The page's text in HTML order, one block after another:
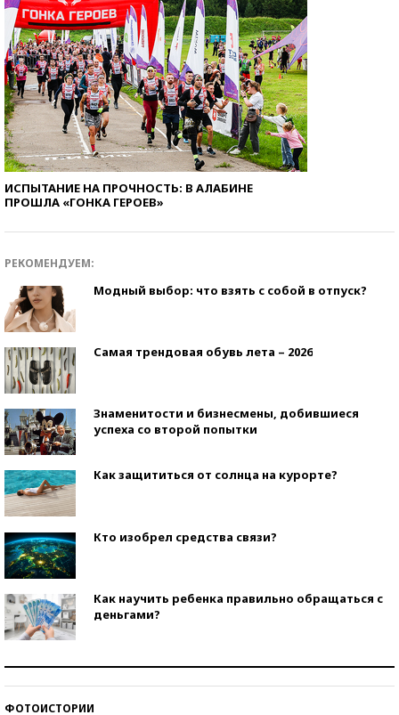
ИСПЫТАНИЕ НА ПРОЧНОСТЬ: В АЛАБИНЕ
ПРОШЛА «ГОНКА ГЕРОЕВ»
РЕКОМЕНДУЕМ:
Модный выбор: что взять с собой в отпуск?
Самая трендовая обувь лета – 2026
Знаменитости и бизнесмены, добившиеся
успеха со второй попытки
Как защититься от солнца на курорте?
Кто изобрел средства связи?
Как научить ребенка правильно обращаться с
деньгами?
ФОТОИСТОРИИ